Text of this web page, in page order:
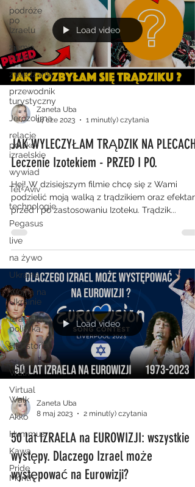
podróże
po
Izraelu
ziemia
święta
zwiedzanie
przewodnik
turystyczny
Jerozolima
relacje
polsko-
izraelskie
wywiad
Tel-Aviv
technologie
Pegasus
live
na żywo
Ukraina
Wojna na
Ukrainie
Izraelska
polityka
HERstoria
Street
Walk
Virtual
Walk
Akko
Hummus
Kawa
Pride
Month
Load video
Zaneta Uba
14 cze 2023
1 minut(y) czytania
JAK WYLECZYŁAM TRĄDZIK NA PLECACH?
Leczenie Izotekiem - PRZED I PO.
Hej! W dzisiejszym filmie chcę się z Wami
podzielić moją walką z trądzikiem oraz
przed i po zastosowaniu Izoteku. Trądzik...
Load video
Zaneta Uba
8 maj 2023
2 minut(y) czytania
50 lat IZRAELA na EUROWIZJI: wszystkie
występy. Dlaczego Izrael może
występować na Eurowizji?